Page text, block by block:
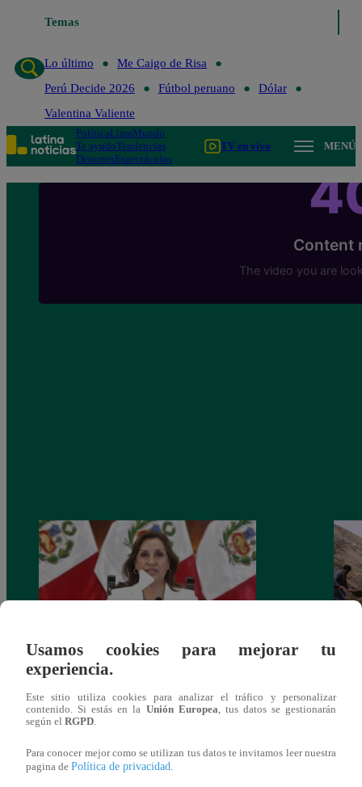
Temas
Lo último
Me Caigo de Risa
Perú Decide 2026
Fútbol peruano
Dólar
Valentina Valiente
PolíticaLimaMundo
Te ayudoTendencias
DeportesEspectáculos
TV en vivo MENÚ
Congreso: proponen que el aumento del
salario presidencial se aplique desde 2026
Usamos cookies para mejorar tu
experiencia.
Este sitio utiliza cookies para analizar el tráfico y personalizar
contenido. Si estás en la Unión Europea, tus datos se gestionarán
según el RGPD.
Para conocer mejor como se utilizan tus datos te invitamos leer nuestra
pagina de Política de privacidad.